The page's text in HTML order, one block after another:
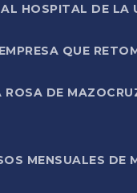
HOSPITAL DE LA
QUE
DE
MENSUALES DE